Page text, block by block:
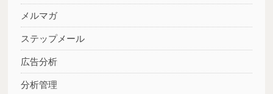
メルマガ
ステップメール
広告分析
分析管理